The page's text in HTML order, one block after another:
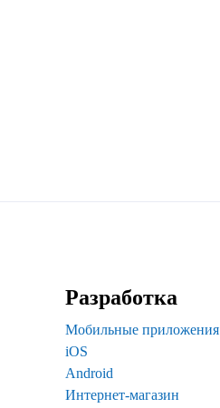
Разработка
Мобильные приложения
iOS
Android
Интернет-магазин